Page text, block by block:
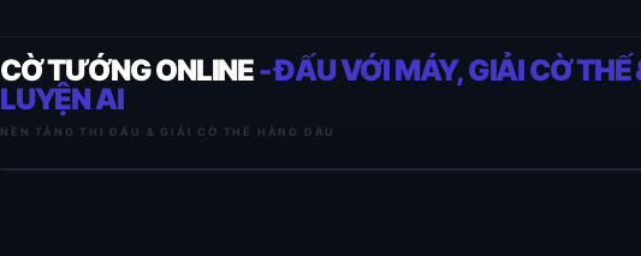
CỜ TƯỚNG ONLINE- ĐẤU VỚI MÁY, GIẢI CỜ THẾ
LUYỆN AI
NỀN TẢNG THI ĐẤU & GIẢI CỜ THẾ HÀNG ĐẦU